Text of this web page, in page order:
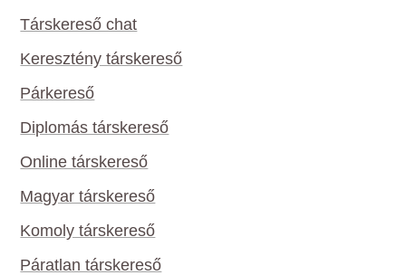
Társkereső chat
Keresztény társkereső
Párkereső
Diplomás társkereső
Online társkereső
Magyar társkereső
Komoly társkereső
Páratlan társkereső